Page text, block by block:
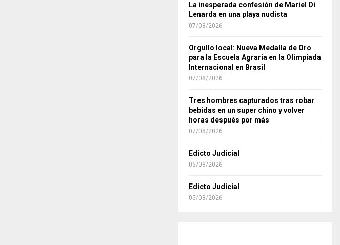
La inesperada confesión de Mariel Di
Lenarda en una playa nudista
07/08/2026
Orgullo local: Nueva Medalla de Oro
para la Escuela Agraria en la Olimpíada
Internacional en Brasil
07/08/2026
Tres hombres capturados tras robar
bebidas en un super chino y volver
horas después por más
07/08/2026
Edicto Judicial
06/08/2026
Edicto Judicial
05/08/2026